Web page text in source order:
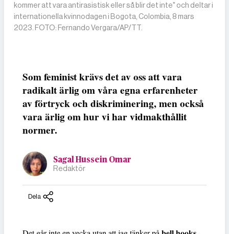
kommer att vara antirasistisk eller så blir det inte" och deltar i
internationella kvinnodagen i Bogota, Colombia, 8 mars
2023. FOTO: Fernando Vergara/AP/TT.
Som feminist krävs det av oss att vara
radikalt ärlig om våra egna erfarenheter
av förtryck och diskriminering, men också
vara ärlig om hur vi har vidmakthållit
normer.
Sagal Hussein Omar
Redaktör
Dela